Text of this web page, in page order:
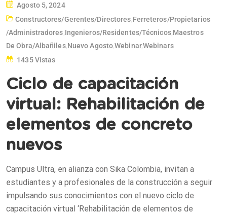
Agosto 5, 2024
Constructores/gerentes/directores Ferreteros/propietarios
/administradores Ingenieros/residentes/técnicos, Maestros
De Obra/albañiles, Nuevo Agosto,Webinar,Webinars
1435 Vistas
Ciclo de capacitación
virtual: Rehabilitación de
elementos de concreto
nuevos
Campus Ultra, en alianza con Sika Colombia, invitan a
estudiantes y a profesionales de la construcción a seguir
impulsando sus conocimientos con el nuevo ciclo de
capacitación virtual ‘Rehabilitación de elementos de